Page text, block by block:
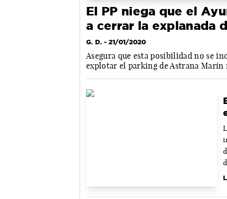
El PP niega que el
a cerrar la explanada
G. D. - 21/01/2020
Asegura que esta posibilidad no se
explotar el parking de Astrana